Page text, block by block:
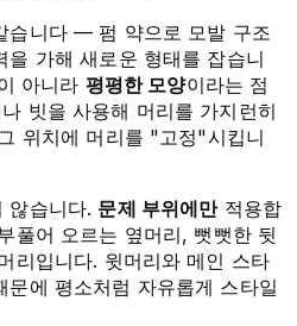
습니다 — 펌 약으로 모발 구조
가해 새로운 형태를 잡습니
아니라 평평한 모양이라는 점
빗을 사용해 머리를 가지런히
위치에 머리를 "고정"시킵니
않습니다. 문제 부위에만적용합
풀어 오르는 옆머리, 뻣뻣한 뒷
리입니다. 윗머리와 메인 스타
에 평소처럼 자유롭게 스타일